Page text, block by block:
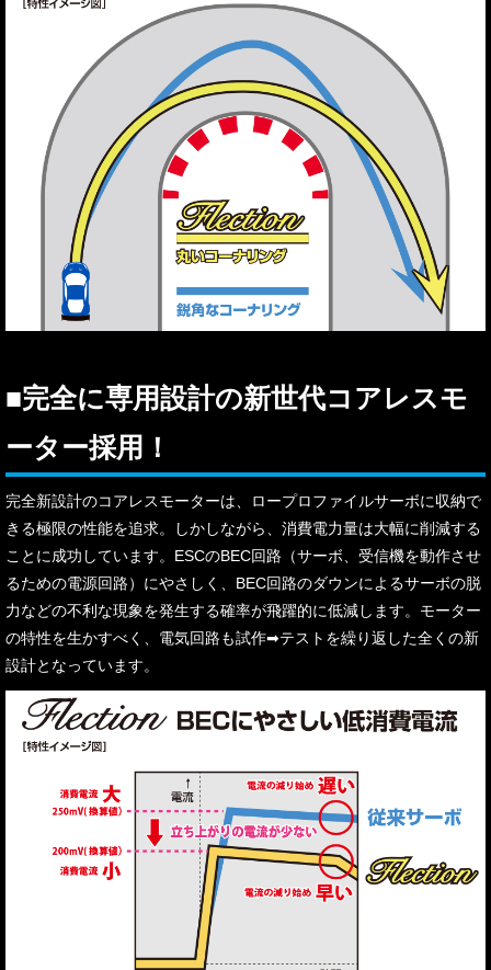
■完全に専用設計の新世代コアレスモ
ーター採用！
完全新設計のコアレスモーターは、ロープロファイルサーボに収納で
きる極限の性能を追求。しかしながら、消費電力量は大幅に削減する
ことに成功しています。ESCのBEC回路（サーボ、受信機を動作させ
るための電源回路）にやさしく、BEC回路のダウンによるサーボの脱
力などの不利な現象を発生する確率が飛躍的に低減します。モーター
の特性を生かすべく、電気回路も試作➡テストを繰り返した全くの新
設計となっています。